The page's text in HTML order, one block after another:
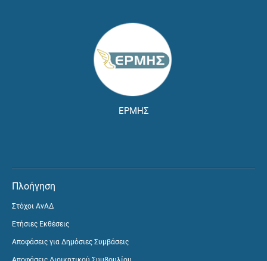
ΕΡΜΗΣ
Πλοήγηση
Στόχοι ΑνΑΔ
Ετήσιες Εκθέσεις
Αποφάσεις για Δημόσιες Συμβάσεις